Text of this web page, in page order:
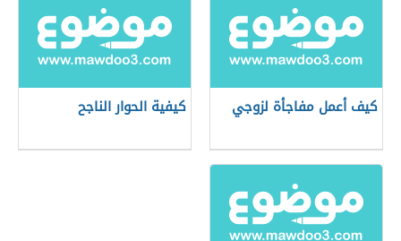
كيف أعمل مفاجأة لزوجي كيفية الحوار الناجح